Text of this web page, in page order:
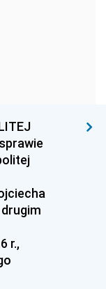
1952
1949
1937
r.,